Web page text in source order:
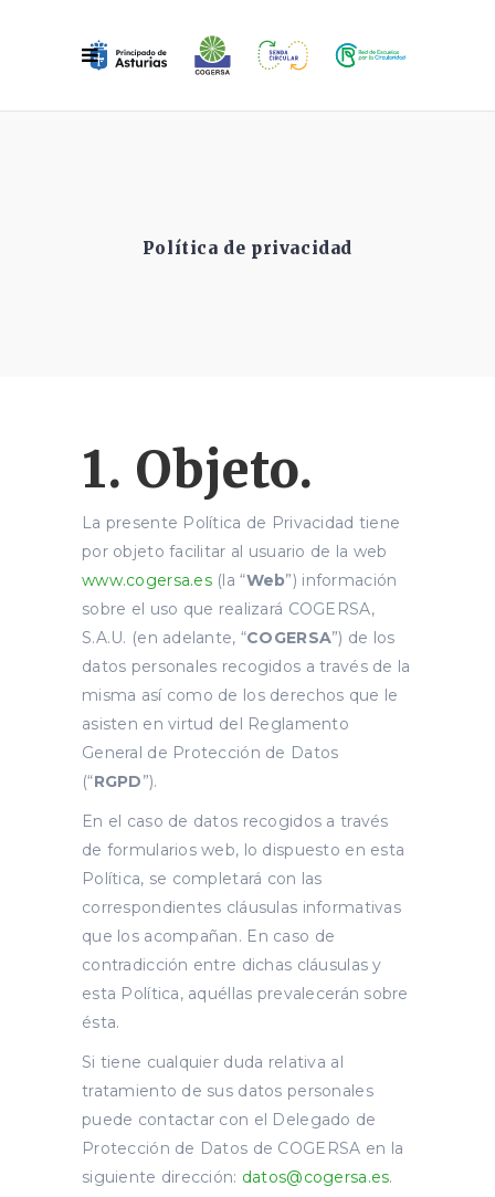
Política de privacidad
1. Objeto.
La presente Política de Privacidad tiene
por objeto facilitar al usuario de la web
www.cogersa.es(la “Web”) información
sobre el uso que realizará COGERSA,
S.A.U. (en adelante, “COGERSA”) de los
datos personales recogidos a través de la
misma así como de los derechos que le
asisten en virtud del Reglamento
General de Protección de Datos
(“RGPD”).
En el caso de datos recogidos a través
de formularios web, lo dispuesto en esta
Política, se completará con las
correspondientes cláusulas informativas
que los acompañan. En caso de
contradicción entre dichas cláusulas y
esta Política, aquéllas prevalecerán sobre
ésta.
Si tiene cualquier duda relativa al
tratamiento de sus datos personales
puede contactar con el Delegado de
Protección de Datos de COGERSA en la
siguiente dirección: datos@cogersa.es.